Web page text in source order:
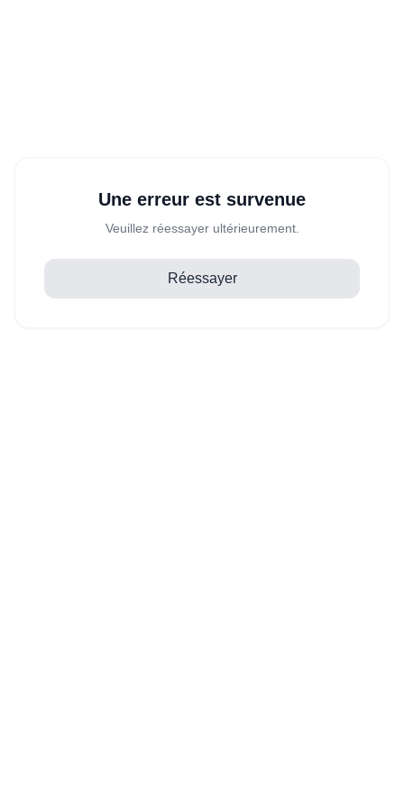
Une erreur est survenue
Veuillez réessayer ultérieurement.
Réessayer